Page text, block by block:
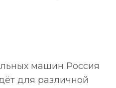
машин Россия
для различной